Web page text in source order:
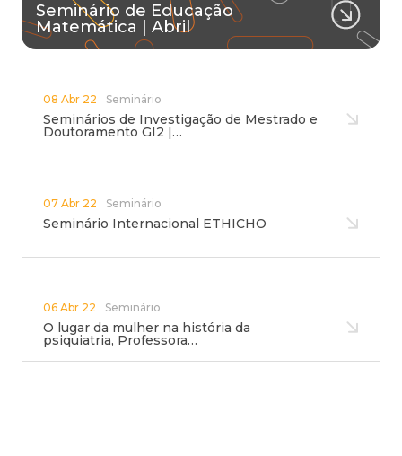
Seminário de Educação
Matemática | Abril
08 Abr 22 Seminário
Seminários de Investigação de Mestrado e
Doutoramento GI2 |…
07 Abr 22 Seminário
Seminário Internacional ETHICHO
06 Abr 22 Seminário
O lugar da mulher na história da
psiquiatria, Professora…